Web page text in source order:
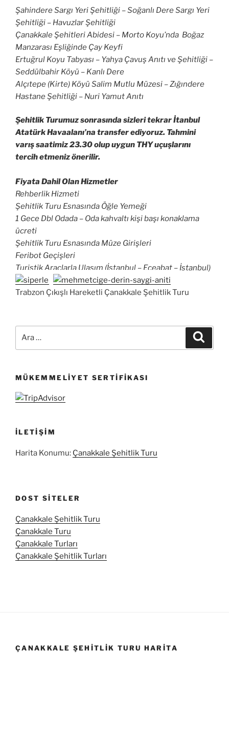
Şahindere Sargı Yeri Şehitliği – Soğanlı Dere Sargı Yeri
Şehitliği – Havuzlar Şehitliği
Çanakkale Şehitleri Abidesi – Morto Koyu’nda Boğaz
Manzarası Eşliğinde Çay Keyfi
Ertuğrul Koyu Tabyası – Yahya Çavuş Anıtı ve Şehitliği –
Seddülbahir Köyü – Kanlı Dere
Alçıtepe (Kirte) Köyü Salim Mutlu Müzesi – Zığındere
Hastane Şehitliği – Nuri Yamut Anıtı
Şehitlik Turumuz sonrasında sizleri tekrar İtanbul
Atatürk Havaalanı’na transfer ediyoruz. Tahmini
varış saatimiz 23.30 olup uygun THY uçuşlarını
tercih etmeniz önerilir.
Fiyata Dahil Olan Hizmetler
Rehberlik Hizmeti
Şehitlik Turu Esnasında Öğle Yemeği
1 Gece Dbl Odada – Oda kahvaltı kişi başı konaklama
ücreti
Şehitlik Turu Esnasında Müze Girişleri
Feribot Geçişleri
Turistik Araçlarla Ulaşım (İstanbul – Eceabat – İstanbul)
Trabzon Çıkışlı Hareketli Çanakkale Şehitlik Turu
MÜKEMMELIYET SERTIFIKASI
İLETIŞIM
Harita Konumu: Çanakkale Şehitlik Turu
DOST SITELER
Çanakkale Şehitlik Turu
Çanakkale Turu
Çanakkale Turları
Çanakkale Şehitlik Turları
ÇANAKKALE ŞEHITLIK TURU HARITA